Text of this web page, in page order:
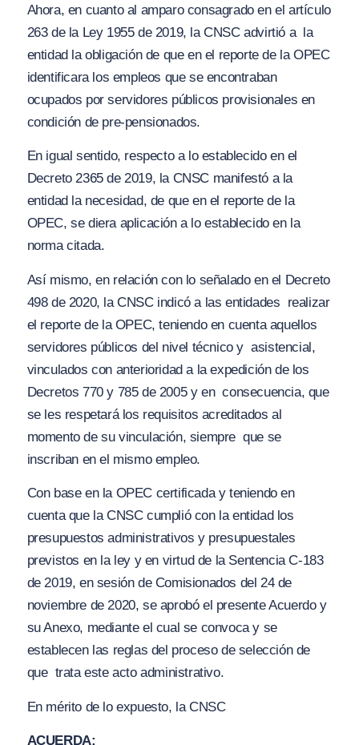
Ahora, en cuanto al amparo consagrado en el artículo
263 de la Ley 1955 de 2019, la CNSC advirtió a la
entidad la obligación de que en el reporte de la OPEC
identificara los empleos que se encontraban
ocupados por servidores públicos provisionales en
condición de pre-pensionados.
En igual sentido, respecto a lo establecido en el
Decreto 2365 de 2019, la CNSC manifestó a la
entidad la necesidad, de que en el reporte de la
OPEC, se diera aplicación a lo establecido en la
norma citada.
Así mismo, en relación con lo señalado en el Decreto
498 de 2020, la CNSC indicó a las entidades realizar
el reporte de la OPEC, teniendo en cuenta aquellos
servidores públicos del nivel técnico y asistencial,
vinculados con anterioridad a la expedición de los
Decretos 770 y 785 de 2005 y en consecuencia, que
se les respetará los requisitos acreditados al
momento de su vinculación, siempre que se
inscriban en el mismo empleo.
Con base en la OPEC certificada y teniendo en
cuenta que la CNSC cumplió con la entidad los
presupuestos administrativos y presupuestales
previstos en la ley y en virtud de la Sentencia C-183
de 2019, en sesión de Comisionados del 24 de
noviembre de 2020, se aprobó el presente Acuerdo y
su Anexo, mediante el cual se convoca y se
establecen las reglas del proceso de selección de
que trata este acto administrativo.
En mérito de lo expuesto, la CNSC
ACUERDA: